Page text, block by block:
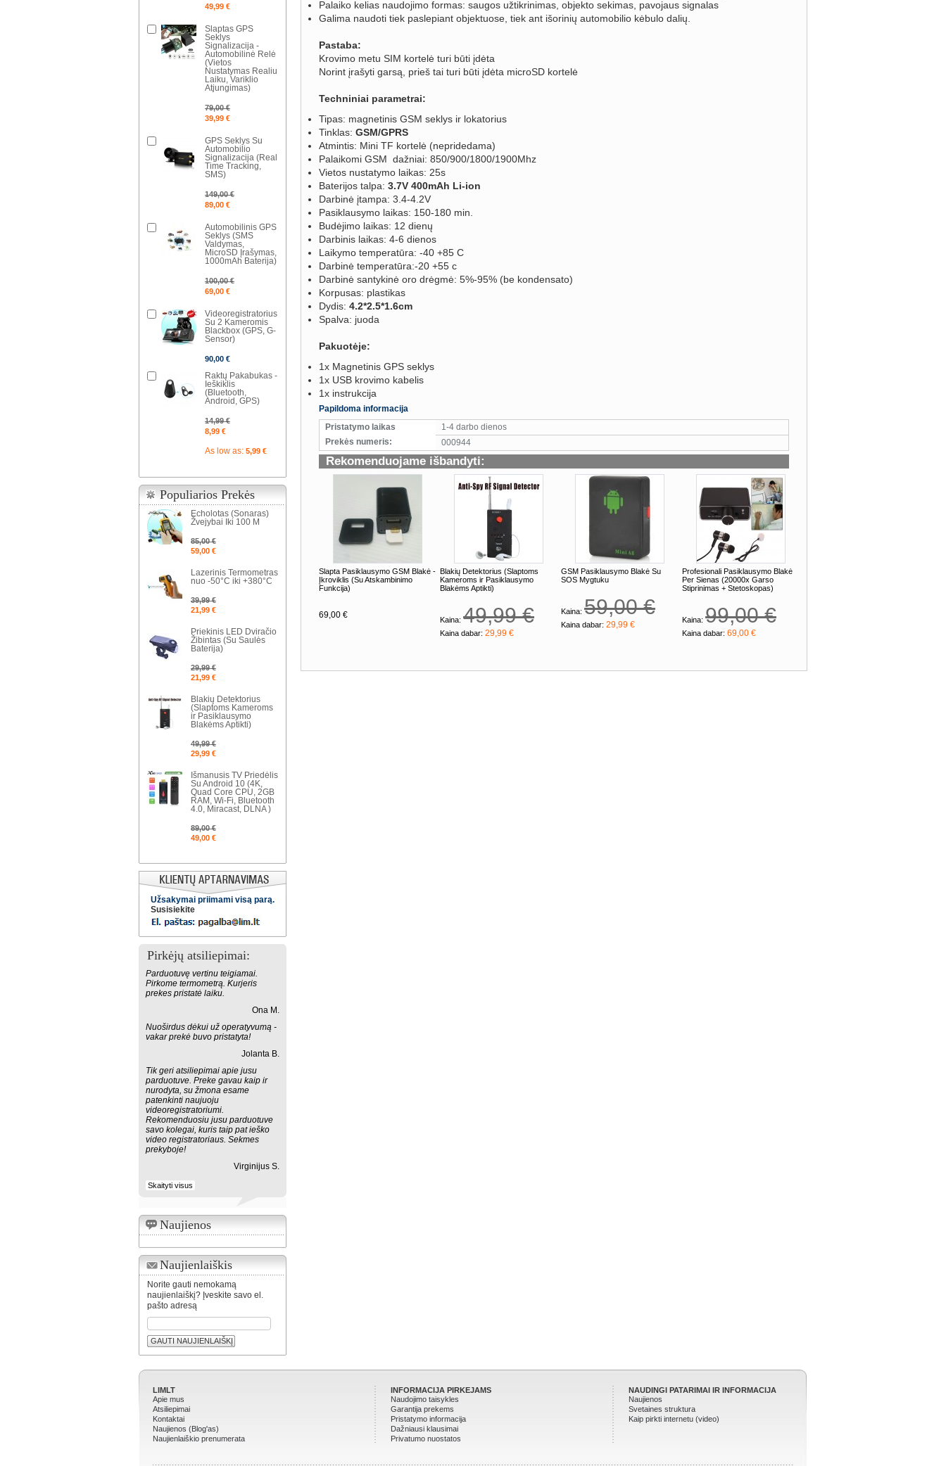
Palaiko kelias naudojimo formas: saugos užtikrinimas, objekto sekimas, pavojaus signalas
Galima naudoti tiek paslepiant objektuose, tiek ant išorinių automobilio kėbulo dalių.
Pastaba:
Krovimo metu SIM kortelė turi būti įdėta
Norint įrašyti garsą, prieš tai turi būti įdėta microSD kortelė
Techniniai parametrai:
Tipas: magnetinis GSM seklys ir lokatorius
Tinklas: GSM/GPRS
Atmintis: Mini TF kortelė (nepridedama)
Palaikomi GSM dažniai: 850/900/1800/1900Mhz
Vietos nustatymo laikas: 25s
Baterijos talpa: 3.7V 400mAh Li-ion
Darbinė įtampa: 3.4-4.2V
Pasiklausymo laikas: 150-180 min.
Budėjimo laikas: 12 dienų
Darbinis laikas: 4-6 dienos
Laikymo temperatūra: -40 +85 C
Darbinė temperatūra:-20 +55 c
Darbinė santykinė oro drėgmė: 5%-95% (be kondensato)
Korpusas: plastikas
Dydis: 4.2*2.5*1.6cm
Spalva: juoda
Pakuotėje:
1x Magnetinis GPS seklys
1x USB krovimo kabelis
1x instrukcija
Papildoma informacija
Pristatymo laikas
1-4 darbo dienos
Prekės numeris:
000944
Rekomenduojame išbandyti:
Slapta Pasiklausymo GSM Blakė -
Įkroviklis (Su Atskambinimo
Funkcija)
69,00 €
Blakių Detektorius (Slaptoms
Kameroms ir Pasiklausymo
Blakėms Aptikti)
Kaina: 49,99 €
Kaina dabar: 29,99 €
GSM Pasiklausymo Blakė Su
SOS Mygtuku
Kaina: 59,00 €
Kaina dabar: 29,99 €
Profesionali Pasiklausymo Blakė
Per Sienas (20000x Garso
Stiprinimas + Stetoskopas)
Kaina: 99,00 €
Kaina dabar: 69,00 €
49,99 €
Slaptas GPS
Seklys
Signalizacija -
Automobilinė Relė
(Vietos
Nustatymas Realiu
Laiku, Variklio
Atjungimas)
79,00 €
39,99 €
GPS Seklys Su
Automobilio
Signalizacija (Real
Time Tracking,
SMS)
149,00 €
89,00 €
Automobilinis GPS
Seklys (SMS
Valdymas,
MicroSD Įrašymas,
1000mAh Baterija)
100,00 €
69,00 €
Videoregistratorius
Su 2 Kameromis
Blackbox (GPS, G-
Sensor)
90,00 €
Raktų Pakabukas -
Ieškiklis
(Bluetooth,
Android, GPS)
14,99 €
8,99 €
As low as: 5,99 €
Populiarios Prekės
Echolotas (Sonaras)
Žvejybai Iki 100 M
85,00 €
59,00 €
Lazerinis Termometras
nuo -50°C iki +380°C
39,99 €
21,99 €
Priekinis LED Dviračio
Žibintas (Su Saulės
Baterija)
29,99 €
21,99 €
Blakių Detektorius
(Slaptoms Kameroms
ir Pasiklausymo
Blakėms Aptikti)
49,99 €
29,99 €
Išmanusis TV Priedėlis
Su Android 10 (4K,
Quad Core CPU, 2GB
RAM, Wi-Fi, Bluetooth
4.0, Miracast, DLNA )
89,00 €
49,00 €
Užsakymai priimami visą parą.
Susisiekite
Pirkėjų atsiliepimai:
Parduotuvę vertinu teigiamai.
Pirkome termometrą. Kurjeris
prekes pristatė laiku.
Ona M.
Nuoširdus dėkui už operatyvumą -
vakar prekė buvo pristatyta!
Jolanta B.
Tik geri atsiliepimai apie jusu
parduotuve. Preke gavau kaip ir
nurodyta, su žmona esame
patenkinti naujuoju
videoregistratoriumi.
Rekomenduosiu jusu parduotuve
savo kolegai, kuris taip pat ieško
video registratoriaus. Sekmes
prekyboje!
Virginijus S.
Skaityti visus
Naujienos
Naujienlaiškis
Norite gauti nemokamą
naujienlaiškį? Įveskite savo el.
pašto adresą
GAUTI NAUJIENLAIŠKĮ
LIMLT
Apie mus
Atsiliepimai
Kontaktai
Naujienos (Blog'as)
Naujienlaiškio prenumerata
INFORMACIJA PIRKEJAMS
Naudojimo taisykles
Garantija prekems
Pristatymo informacija
Dažniausi klausimai
Privatumo nuostatos
NAUDINGI PATARIMAI IR INFORMACIJA
Naujienos
Svetaines struktura
Kaip pirkti internetu (video)